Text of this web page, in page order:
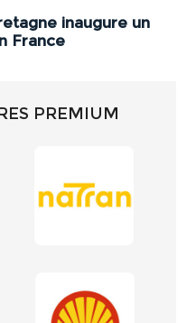
inaugure un
France
PREMIUM